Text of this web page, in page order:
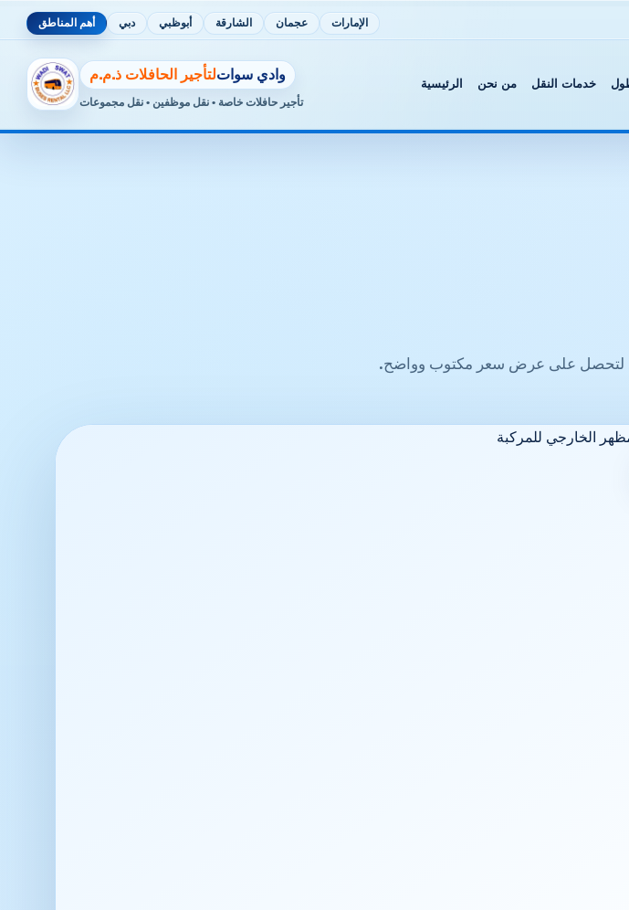
أهم المناطق دبي أبوظبي الشارقة عجمان الإمارات
وادي سواتلتأجير الحافلات ذ.م.م
تأجير حافلات خاصة • نقل موظفين • نقل مجموعات
الرئيسية من نحن خدمات النقل
لتحصل على عرض سعر مكتوب وواضح.